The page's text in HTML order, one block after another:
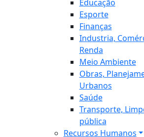
Educação
Esporte
Finanças
Industria,
Renda
Meio Ambiente
Obras,
Urbanos
Saúde
Transporte,
pública
Recursos Humanos